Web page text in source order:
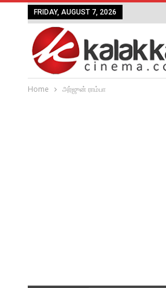
FRIDAY, AUGUST 7, 2026
Home அர்ஜுன் ராம்பா